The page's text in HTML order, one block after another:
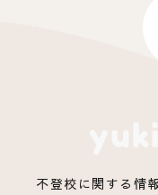
不登校に関する情